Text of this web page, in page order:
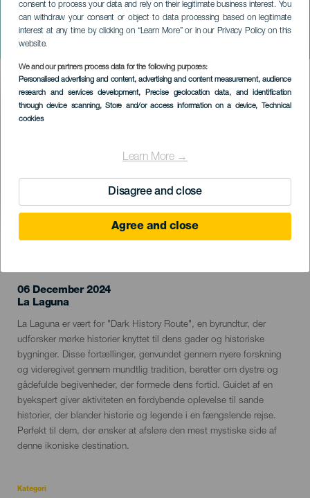
consent to process your data and rely on their legitimate business interest. You
can withdraw your consent or object to data processing based on legitimate
interest at any time by clicking on “Learn More” or in our Privacy Policy on this
website.
We and our partners process data for the following purposes:
Personalised advertising and content, advertising and content measurement, audience
research and services development, Precise geolocation data, and identification
through device scanning, Store and/or access information on a device, Technical
cookies
Learn More →
Disagree and close
Agree and close
La Laguna Dark History
Route
TENERIFE
Imagen
Listado
06 December 2024
Localidad
La Laguna
Descripción
del
evento
La Laguna er vært for "Dark History Route", en byrundtur, der
udforsker mørke historier knyttet til dens gader og historiske
bygninger. Disse fortællinger, genvundet gennem nyere forskning
og videregivet gennem mundtlig tradition, beretter om dystre og
gådefulde begivenheder, der formede dens fortid. Guidet af en
byekspert giver aktiviteten en fordybende oplevelse til sande
historier, der blander historie og legende i en fængslende rejse.
Perfekt til dem, der ønsker at afsløre den mest mystiske side af
denne ikoniske destination.
Kategori